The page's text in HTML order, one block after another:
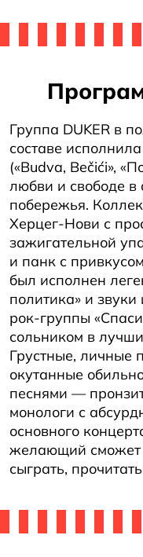
Группа DUKER в
составе
(«Budva, Bečići»,
любви и свободе
побережья.
Херцег-Нови с
зажигательной
и панк с
был исполнен
политика» и
рок-группы
сольником в
Грустные, личные
окутанные
песнями —
монологи с
основного
желающий сможет
сыграть,